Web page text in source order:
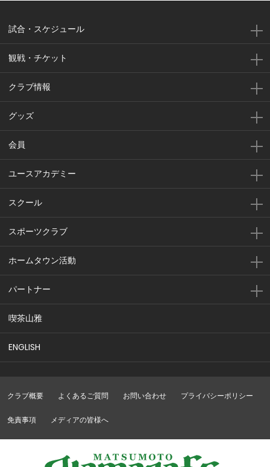
試合・スケジュール
観戦・チケット
クラブ情報
グッズ
会員
ユースアカデミー
スクール
スポーツクラブ
ホームタウン活動
パートナー
喫茶山雅
ENGLISH
クラブ概要 よくあるご質問 お問い合わせ プライバシーポリシー
免責事項 メディアの皆様へ